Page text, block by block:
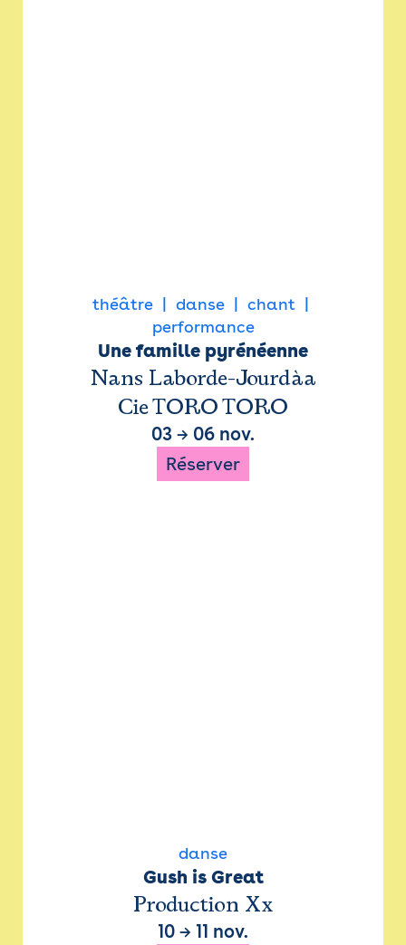
théâtre danse
chant
performance
Une famille pyrénéenne
Nans Laborde-Jourdàa
Cie TORO TORO
03 → 06 nov.
Réserver
danse
Gush is Great
Production Xx
10 → 11 nov.